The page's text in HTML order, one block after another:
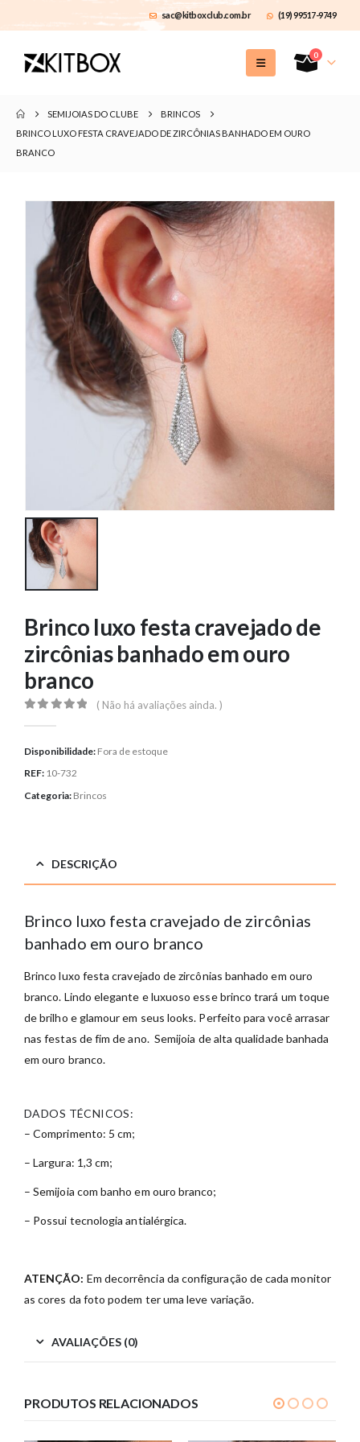
sac@kitboxclub.com.br (19) 99517-9749
0
SEMIJOIAS DO CLUBE
BRINCOS
BRINCO LUXO FESTA CRAVEJADO DE ZIRCÔNIAS BANHADO EM OURO
BRANCO
Brinco luxo festa cravejado de
zircônias banhado em ouro
branco
( Não há avaliações ainda. )
Disponibilidade: Fora de estoque
REF: 10-732
Categoria: Brincos
DESCRIÇÃO
Brinco luxo festa cravejado de zircônias
banhado em ouro branco
Brinco luxo festa cravejado de zircônias banhado em ouro
branco. Lindo elegante e luxuoso esse brinco trará um toque
de brilho e glamour em seus looks. Perfeito para você arrasar
nas festas de fim de ano. Semijoia de alta qualidade banhada
em ouro branco.
DADOS TÉCNICOS:
– Comprimento: 5 cm;
– Largura: 1,3 cm;
– Semijoia com banho em ouro branco;
– Possui tecnologia antialérgica.
ATENÇÃO: Em decorrência da configuração de cada monitor
as cores da foto podem ter uma leve variação.
AVALIAÇÕES (0)
PRODUTOS RELACIONADOS